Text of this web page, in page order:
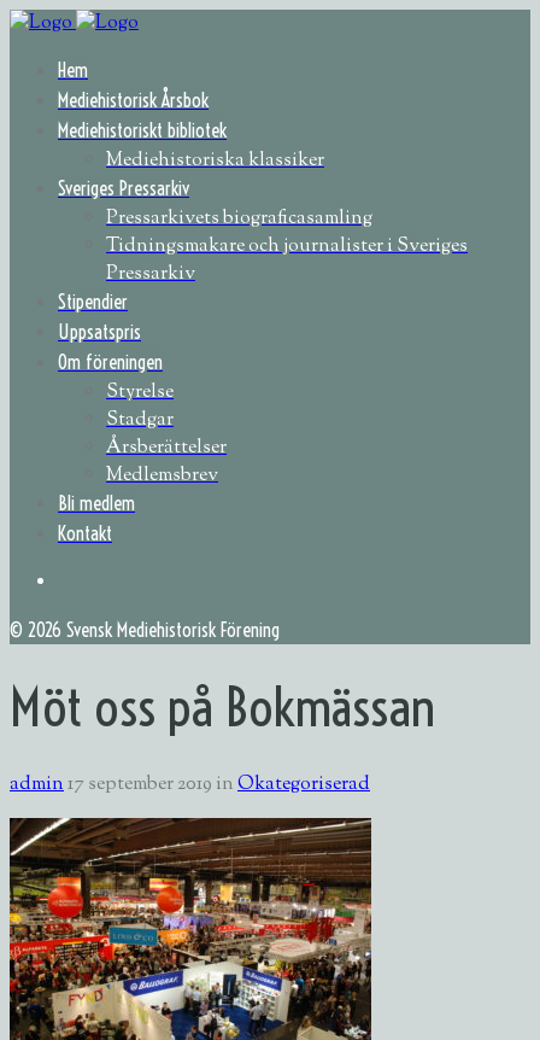
Hem
Mediehistorisk Årsbok
Mediehistoriskt bibliotek
Mediehistoriska klassiker
Sveriges Pressarkiv
Pressarkivets biograficasamling
Tidningsmakare och journalister i Sveriges
Pressarkiv
Stipendier
Uppsatspris
Om föreningen
Styrelse
Stadgar
Årsberättelser
Medlemsbrev
Bli medlem
Kontakt
© 2026 Svensk Mediehistorisk Förening
Möt oss på Bokmässan
admin17 september 2019 inOkategoriserad